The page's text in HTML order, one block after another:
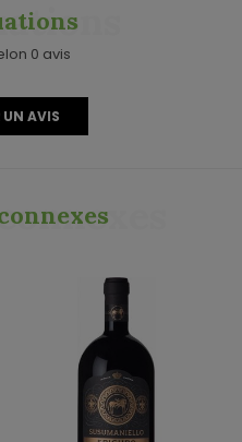
0 avis
AVIS